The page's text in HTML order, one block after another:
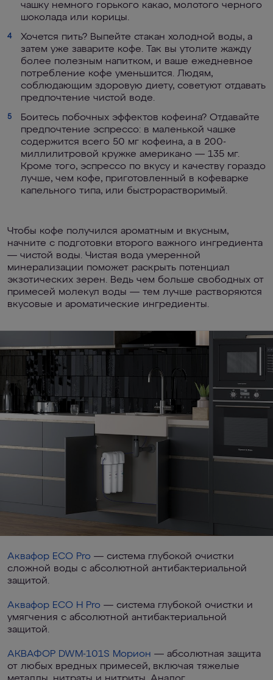
чашку немного горького какао, молотого черного
шоколада или корицы.
4
Хочется пить? Выпейте стакан холодной воды, а
затем уже заварите кофе. Так вы утолите жажду
более полезным напитком, и ваше ежедневное
потребление кофе уменьшится. Людям,
соблюдающим здоровую диету, советуют отдавать
предпочтение чистой воде.
5
Боитесь побочных эффектов кофеина? Отдавайте
предпочтение эспрессо: в маленькой чашке
содержится всего 50 мг кофеина, а в 200-
миллилитровой кружке американо — 135 мг.
Кроме того, эспрессо по вкусу и качеству гораздо
лучше, чем кофе, приготовленный в кофеварке
капельного типа, или быстрорастворимый.
Чтобы кофе получился ароматным и вкусным,
начните с подготовки второго важного ингредиента
— чистой воды. Чистая вода умеренной
минерализации поможет раскрыть потенциал
экзотических зерен. Ведь чем больше свободных от
примесей молекул воды — тем лучше растворяются
вкусовые и ароматические ингредиенты.
Аквафор ECO Pro — система глубокой очистки
сложной воды с абсолютной антибактериальной
защитой.
Аквафор ECO Н Pro — система глубокой очистки и
умягчения с абсолютной антибактериальной
защитой.
АКВАФОР DWM-101S Морион — абсолютная защита
от любых вредных примесей, включая тяжелые